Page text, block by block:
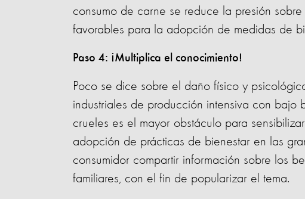
consumo de carne se reduce la presión
favorables para la adopción de medidas de
Paso 4: ¡Multiplica el conocimiento!
Poco se dice sobre el daño físico y
industriales de producción intensiva con bajo
crueles es el mayor obstáculo para
adopción de prácticas de bienestar en las
consumidor compartir información sobre los
familiares, con el fin de popularizar el tema.